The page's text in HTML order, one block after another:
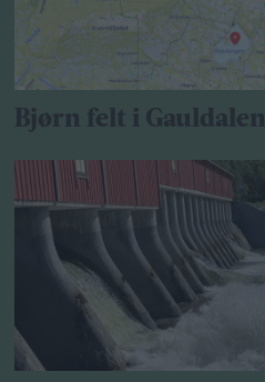
Bjørn felt i Gauldalen